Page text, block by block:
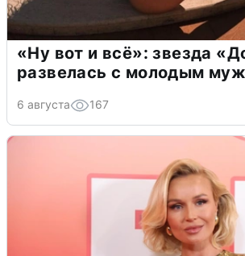
«Ну вот и всё»: звезда
развелась с молодым
6 августа 167